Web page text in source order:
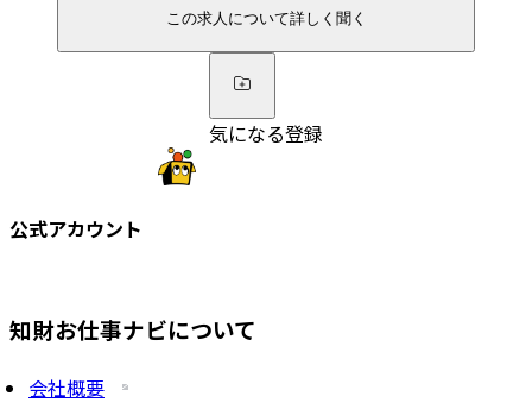
この求人について詳しく聞く
気になる登録
公式アカウント
知財お仕事ナビについて
会社概要